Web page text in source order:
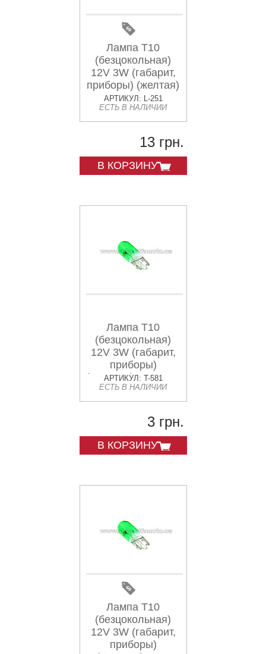
Лампа Т10
(безцокольная)
12V 3W (габарит,
приборы) (желтая)
YWL
АРТИКУЛ: L-251
ЕСТЬ В НАЛИЧИИ
13 грн.
В КОРЗИНУ
Лампа Т10
(безцокольная)
12V 3W (габарит,
приборы)
(зеленая) TAKAWA
АРТИКУЛ: T-581
ЕСТЬ В НАЛИЧИИ
3 грн.
В КОРЗИНУ
Лампа Т10
(безцокольная)
12V 3W (габарит,
приборы)